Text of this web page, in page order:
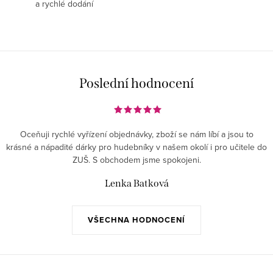
a rychlé dodání
Poslední hodnocení
VŠECHNA HODNOCENÍ
Oceňuji rychlé vyřízení objednávky, zboží se nám líbí a jsou to
krásné a nápadité dárky pro hudebníky v našem okolí i pro učitele do
ZUŠ. S obchodem jsme spokojeni.
Lenka Batková